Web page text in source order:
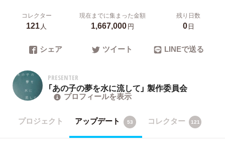
コレクター
121人
現在までに集まった金額
1,667,000円
残り日数
0日
シェア ツイート LINEで送る
PRESENTER
「あの子の夢を水に流して」 製作委員会
プロフィールを表示
プロジェクト アップデート 53 コレクター 121